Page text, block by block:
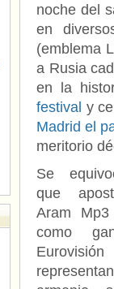
noche del
en
(emblema
a Rusia
en la
festival y
Madrid el
meritorio
Se
que
Aram Mp3
como